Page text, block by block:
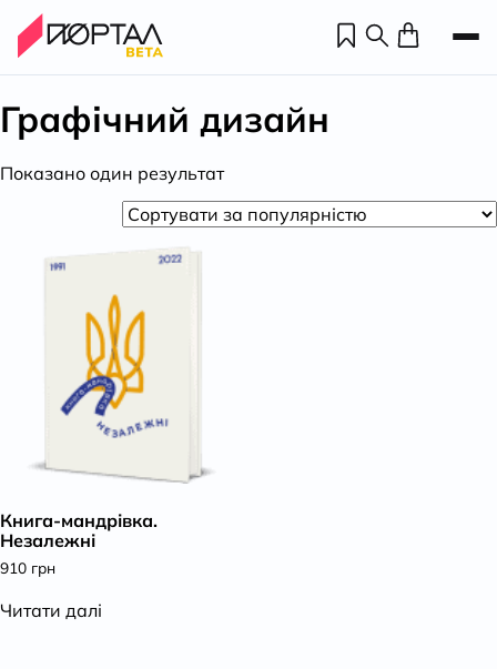
Графічний дизайн
Показано один результат
Книга-мандрівка.
Незалежні
910 грн
Читати далі